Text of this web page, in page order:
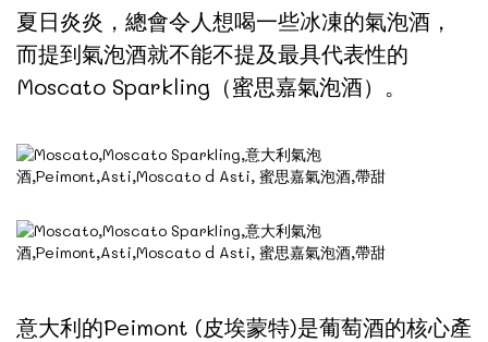
夏日炎炎，總會令人想喝一些冰凍的氣泡酒，
而提到氣泡酒就不能不提及最具代表性的
Moscato Sparkling（蜜思嘉氣泡酒）。
意大利的Peimont (皮埃蒙特)是葡萄酒的核心產